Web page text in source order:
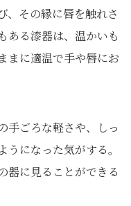
、その縁に唇を触れさ
ある漆器は、温かいも
まに適温で手や唇にお
手ごろな軽さや、しっ
になった気がする。
器に見ることができる